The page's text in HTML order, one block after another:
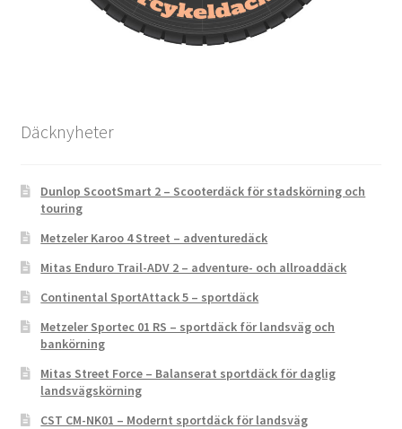
Däcknyheter
Dunlop ScootSmart 2 – Scooterdäck för stadskörning och
touring
Metzeler Karoo 4 Street – adventuredäck
Mitas Enduro Trail-ADV 2 – adventure- och allroaddäck
Continental SportAttack 5 – sportdäck
Metzeler Sportec 01 RS – sportdäck för landsväg och
bankörning
Mitas Street Force – Balanserat sportdäck för daglig
landsvägskörning
CST CM-NK01 – Modernt sportdäck för landsväg